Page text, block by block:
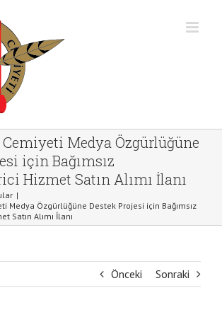
Cemiyeti Medya Özgürlüğüne
için Bağımsız
Hizmet Satın Alımı İlanı
|
Medya Özgürlüğüne Destek Projesi için Bağımsız
Satın Alımı İlanı
Önceki Sonraki